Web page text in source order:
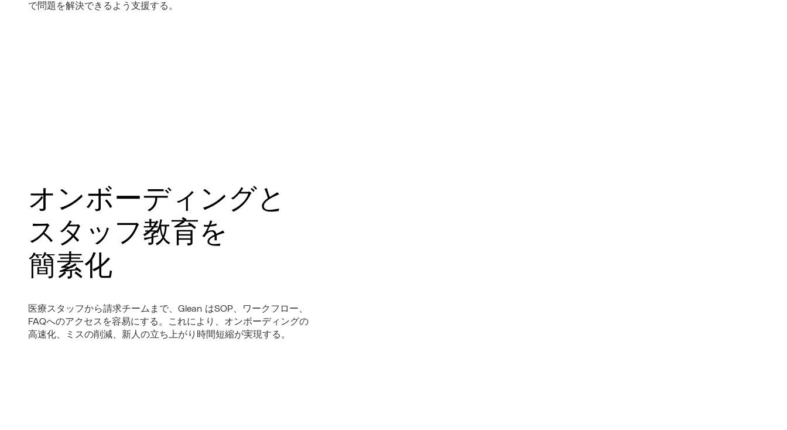
で問題を解決できるよう支援する。
オンボーディングと
スタッフ教育を
簡素化
医療スタッフから請求チームまで、Glean はSOP、ワークフロー、
FAQへのアクセスを容易にする。これにより、オンボーディングの
高速化、ミスの削減、新人の立ち上がり時間短縮が実現する。